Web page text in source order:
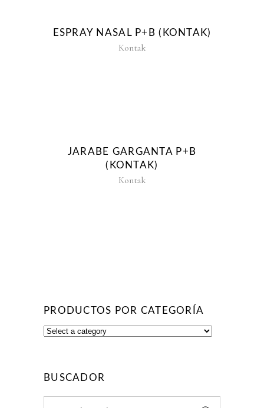
ESPRAY NASAL P+B (KONTAK)
Kontak
JARABE GARGANTA P+B
(KONTAK)
Kontak
PRODUCTOS POR CATEGORÍA
BUSCADOR